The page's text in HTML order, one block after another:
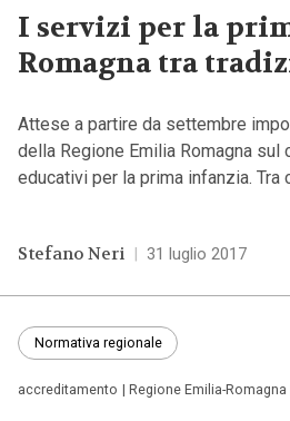
I servizi per la
Romagna tra
Attese a partire da settembre
della Regione Emilia Romagna
educativi per la prima infanzia. Tra
Stefano Neri | 31 luglio 2017
Normativa regionale
accreditamento Regione Emilia-Romagna